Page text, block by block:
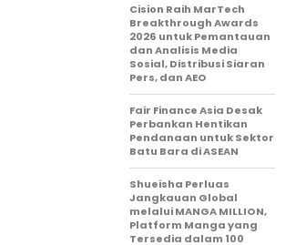
Cision Raih MarTech
Breakthrough Awards
2026 untuk Pemantauan
dan Analisis Media
Sosial, Distribusi Siaran
Pers, dan AEO
Fair Finance Asia Desak
Perbankan Hentikan
Pendanaan untuk Sektor
Batu Bara di ASEAN
Shueisha Perluas
Jangkauan Global
melalui MANGA MILLION,
Platform Manga yang
Tersedia dalam 100